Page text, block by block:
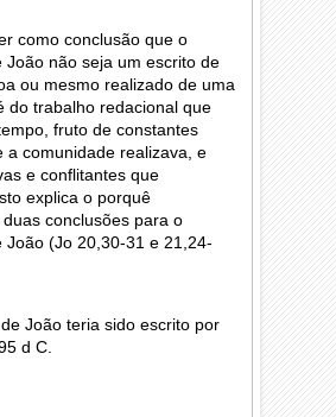
como conclusão que o
João não seja um escrito de
ou mesmo realizado de uma
do trabalho redacional que
fruto de constantes
a comunidade realizava, e
e conflitantes que
explica o porquê
conclusões para o
João (Jo 20,30-31 e 21,24-
João teria sido escrito por
d C.